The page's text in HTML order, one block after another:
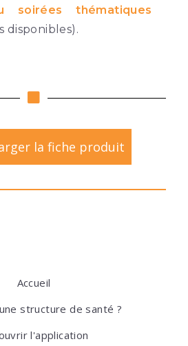
soirées thématiques
disponibles).
la fiche produit
Accueil
structure de santé ?
l'application